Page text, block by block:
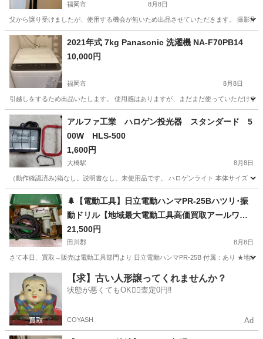
福岡市 8月8日
父から譲り受けましたが、使用する機会が無いため出品させていただきます。 撮影
福岡 福岡市 カメラ
2021年式 7kg Panasonic 洗濯機 NA-F70PB14
10,000円
福岡市 8月8日
引越しをするため出品いたします。 使用感はありますが、まだまだ使っていただけ
福岡 福岡市
アルファ工業 ハロゲン投光器 スタンダード 5
00W HLS-500
1,600円
大橋駅 8月8日
（動作確認済み)箱なし。説明書なし。未使用品です。 ハロゲンライト 本体
福岡 福岡市 大橋駅 生活家電
🌲【電動工具】日立電動ハンマPR-25Bハツリ･振
動ドリル【地域最大電動工具高価買取アールワン
田川】
21,500円
田川郡 8月8日
さて本日、買取→販売は電動工具部門より 日立電動ハンマPR-25B 付属：あり ★地域
田川郡 その他 買取
【求】古い人形譲ってくれませんか？
状態が悪くてもOK🙆‍♀️査定0円‼️
COYASH Ad